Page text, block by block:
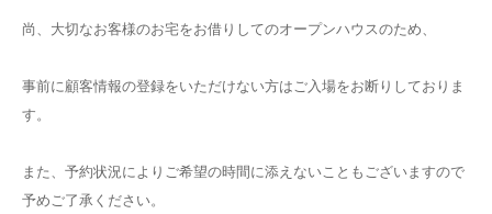
尚、大切なお客様のお宅をお借りしてのオープンハウスのため、
事前に顧客情報の登録をいただけない方はご入場をお断りしておりま
す。
また、予約状況によりご希望の時間に添えないこともございますので
予めご了承ください。